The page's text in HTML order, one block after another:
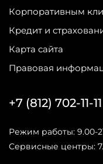
Корпоративным
Кредит и
Карта сайта
Правовая
+7 (812) 702-11-11
Режим работы: 9.00-
Сервисные центры: